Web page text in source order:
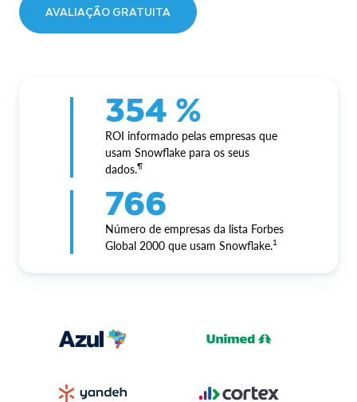
AVALIAÇÃO GRATUITA
354 %
ROI informado pelas empresas que
usam Snowflake para os seus
dados.¶
766
Número de empresas da lista Forbes
Global 2000 que usam Snowflake.1